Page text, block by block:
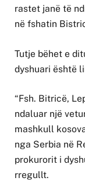
rastet janë të
në fshatin
Tutje bëhet e
dyshuari është
“Fsh. Bitricë,
ndaluar një
mashkull
nga Serbia në
prokurorit i
rregullt.